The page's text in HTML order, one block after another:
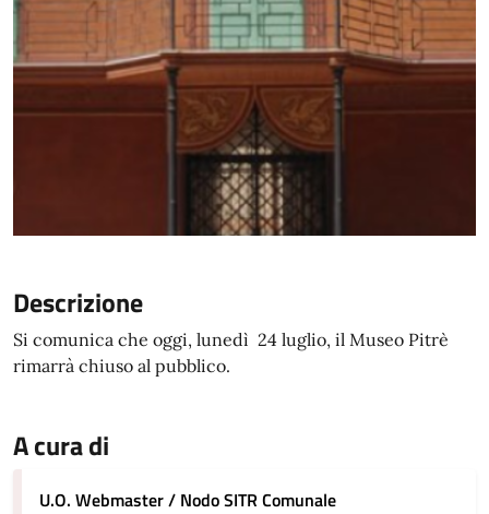
Descrizione
Si comunica che oggi, lunedì 24 luglio, il Museo Pitrè
rimarrà chiuso al pubblico.
A cura di
U.O. Webmaster / Nodo SITR Comunale